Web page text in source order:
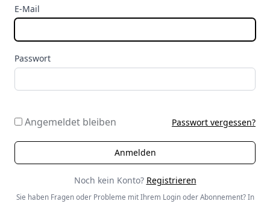
E-Mail
Passwort
Angemeldet bleiben Passwort vergessen?
Noch kein Konto? Registrieren
Sie haben Fragen oder Probleme mit Ihrem Login oder Abonnement? In